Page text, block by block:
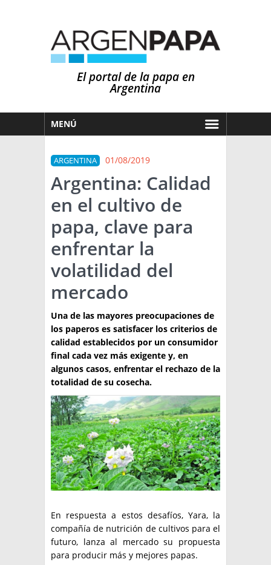
El portal de la papa en
Argentina
MENÚ
MERCADOS
NOTICIAS
EN ESPAÑOL
OTROS IDIOMAS
PRONÓSTICO
LLUVIAS
ARGENTINA
EL MUNDO
TÉCNICA
PRODUCCION
CLASIFICADOS
INTERES GENERAL
LA PAPA
RESOLUCIONES Y NORMATIVAS
ENLACES
ARGENPAPA
PUBLICIDAD
QUIENES SOMOS
CONTACTO
BUSCAR NOTICIAS
BUSCAR
ARGENTINA 01/08/2019
Argentina: Calidad
en el cultivo de
papa, clave para
enfrentar la
volatilidad del
mercado
Una de las mayores preocupaciones de
los paperos es satisfacer los criterios de
calidad establecidos por un consumidor
final cada vez más exigente y, en
algunos casos, enfrentar el rechazo de la
totalidad de su cosecha.
En respuesta a estos desafíos, Yara, la
compañía de nutrición de cultivos para el
futuro, lanza al mercado su propuesta
para producir más y mejores papas.